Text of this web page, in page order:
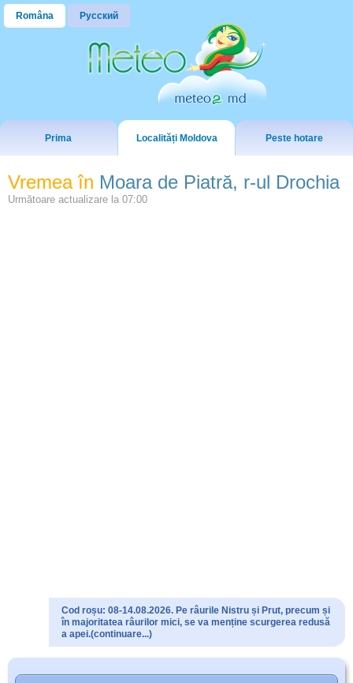
Româna Русский
Prima Localități Moldova Peste hotare
Vremea în Moara de Piatră, r-ul Drochia
Următoare actualizare la 07:00
Cod roșu: 08-14.08.2026. Pe râurile Nistru și Prut, precum și
în majoritatea râurilor mici, se va menține scurgerea redusă
a apei.(continuare...)